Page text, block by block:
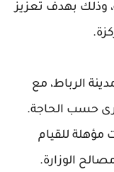
، وذلك بهدف تعزيز
الرباط، مع
حسب الحاجة.
مؤهلة للقيام
الوزارة.